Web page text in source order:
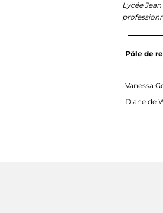
Lycée
Pôle de
Vanessa
Diane de